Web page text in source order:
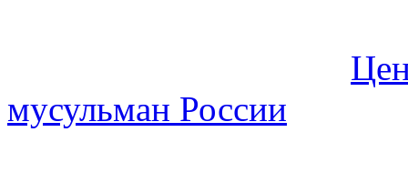
мусульман России